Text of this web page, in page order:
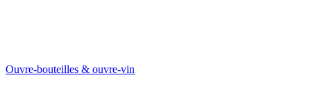
Ouvre-bouteilles & ouvre-vin